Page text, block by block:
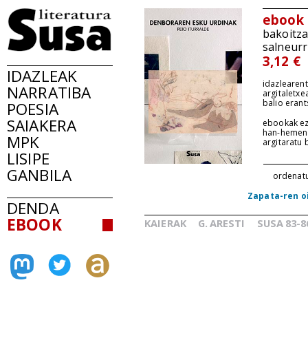
IDAZLEAK
NARRATIBA
POESIA
SAIAKERA
MPK
LISIPE
GANBILA
DENDA
EBOOK
ebook
3,12 €
balio
ebookak
han-
argitaratu
Zapata-ren
KAIERAK G. ARESTI SUSA 83-